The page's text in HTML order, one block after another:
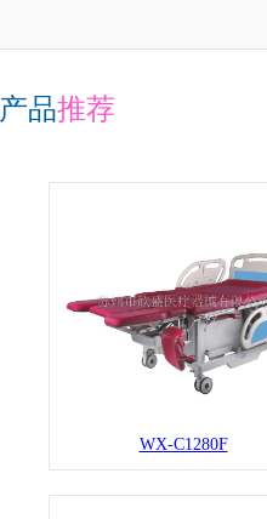
产品推荐
WX-C1280F